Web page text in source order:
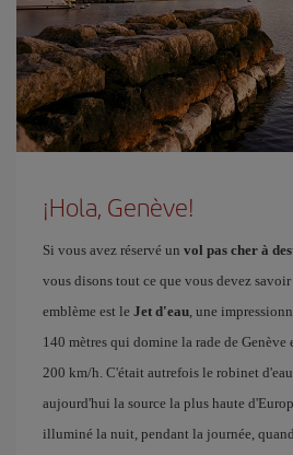
¡Hola, Genève!
Si vous avez réservé un vol pas cher à
vous disons tout ce que vous devez
emblème est le Jet d'eau, une
140 mètres qui domine la rade de Genève
200 km/h. C'était autrefois le robinet
aujourd'hui la source la plus haute
illuminé la nuit, pendant la journée,